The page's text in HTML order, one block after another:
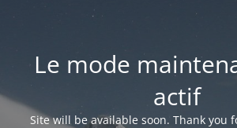
Le mode
actif
Site will be available soon. Thank you